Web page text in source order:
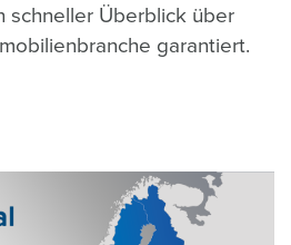
schneller Überblick über
garantiert.